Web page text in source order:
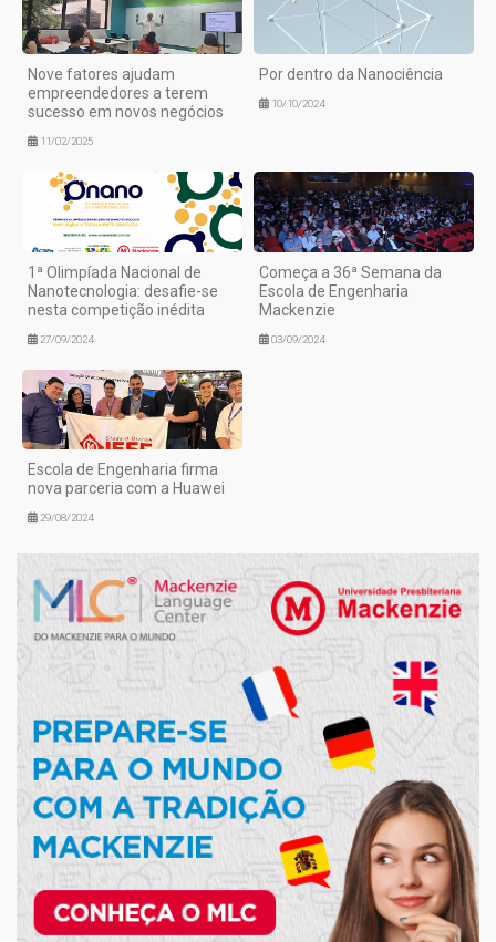
Nove fatores ajudam
empreendedores a terem
sucesso em novos negócios
11/02/2025
Por dentro da Nanociência
10/10/2024
1ª Olimpíada Nacional de
Nanotecnologia: desafie-se
nesta competição inédita
27/09/2024
Começa a 36ª Semana da
Escola de Engenharia
Mackenzie
03/09/2024
Escola de Engenharia firma
nova parceria com a Huawei
29/08/2024